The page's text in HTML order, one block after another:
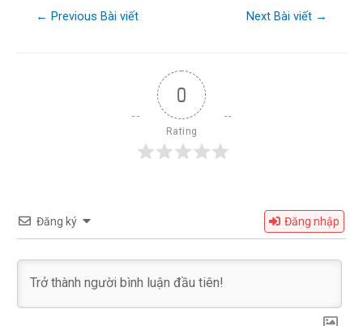
← Previous Bài viết Next Bài viết →
0
Rating
Đăng ký Đăng nhập